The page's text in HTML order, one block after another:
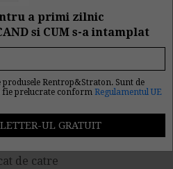
de alimente
de catre
a primi zilnic
si CUM s-a intamplat
Rentrop&Straton. Sunt de
fie prelucrate conform Regulamentul UE